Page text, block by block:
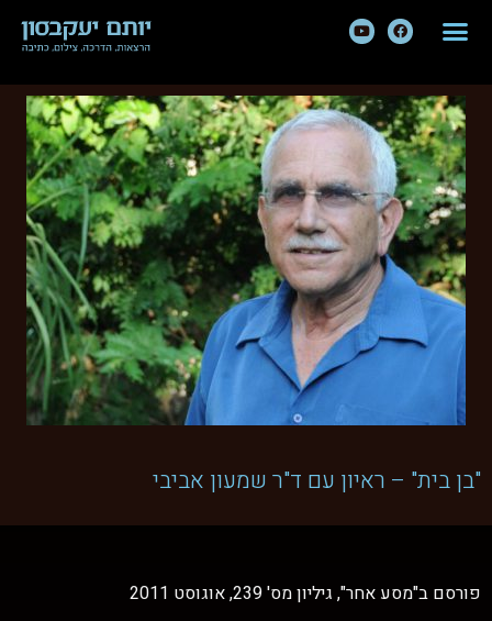
"בן בית" – ראיון עם ד"ר שמעון אביבי
פורסם ב"מסע אחר", גיליון מס' 239, אוגוסט 2011